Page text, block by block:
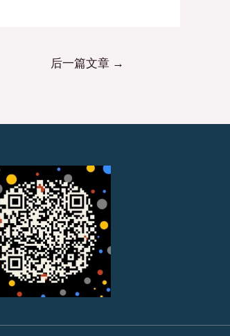
后一篇文章 →